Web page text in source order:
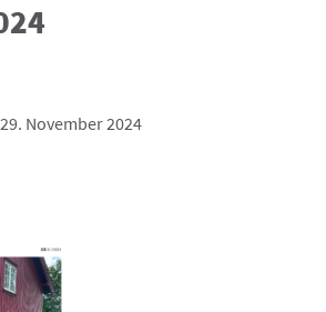
November 2024